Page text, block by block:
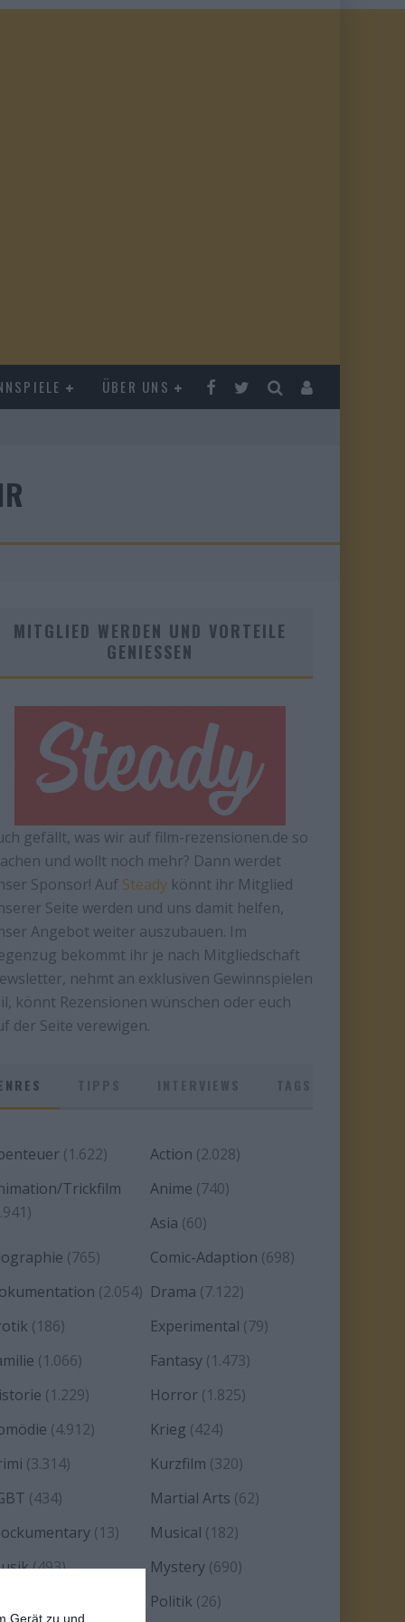
Gerät zu und
ÜBER UNS
MITGLIED WERDEN UND VORTEILE
GENIESSEN
gefällt, was wir auf film-rezensionen.de so
und wollt noch mehr? Dann werdet
Sponsor! Auf Steady könnt ihr Mitglied
Seite werden und uns damit helfen,
Angebot weiter auszubauen. Im
bekommt ihr je nach Mitgliedschaft
nehmt an exklusiven Gewinnspielen
könnt Rezensionen wünschen oder euch
der Seite verewigen.
(1.622) Action (2.028)
Trickfilm
Anime (740)
Asia (60)
(765) Comic-Adaption (698)
(2.054) Drama (7.122)
(186) Experimental (79)
(1.066) Fantasy (1.473)
(1.229) Horror (1.825)
(4.912) Krieg (424)
(3.314) Kurzfilm (320)
(434) Martial Arts (62)
(13) Musical (182)
(493) Mystery (690)
Politik (26)